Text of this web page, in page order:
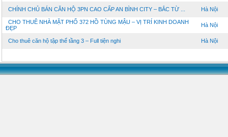
CHÍNH CHỦ BÁN CĂN HỘ 3PN CAO CẤP AN BÌNH CITY – BẮC TỪ ... Hà Nội
CHO THUÊ NHÀ MẶT PHỐ 372 HỒ TÙNG MẬU – VỊ TRÍ KINH DOANH
ĐẸP
Hà Nội
Cho thuê căn hộ tập thể tầng 3 – Full tiện nghi Hà Nội